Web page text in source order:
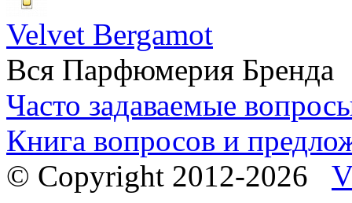
Velvet Bergamot
Вся Парфюмерия Бренда
Часто задаваемые
Книга вопросов и
© Copyright 2012-2026